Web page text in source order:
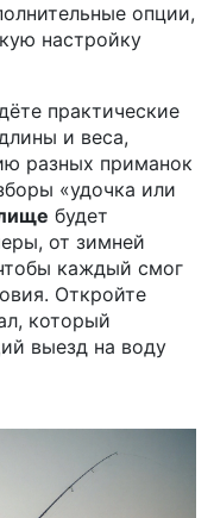
опции,
настройку
практические
и веса,
разных приманок
«удочка или
будет
от зимней
каждый смог
Откройте
который
выезд на воду